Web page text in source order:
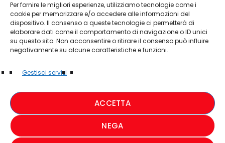
Per fornire le migliori esperienze, utilizziamo tecnologie come i
cookie per memorizzare e/o accedere alle informazioni del
dispositivo. Il consenso a queste tecnologie ci permetterà di
elaborare dati come il comportamento di navigazione o ID unici
su questo sito. Non acconsentire o ritirare il consenso può influire
negativamente su alcune caratteristiche e funzioni.
Gestisci servizi
ACCETTA
NEGA
PRIVACY POLICY
COOKIE POLICY